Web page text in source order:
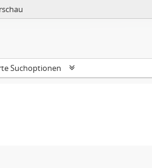
Suchoptionen